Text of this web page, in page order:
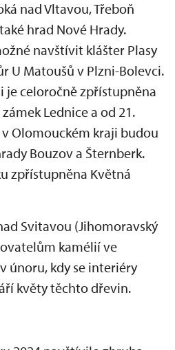
nad Vltavou, Třeboň
hrad Nové Hrady.
navštívit klášter Plasy
U Matoušů v Plzni-Bolevci.
je celoročně zpřístupněna
Lednice a od 21.
Olomouckém kraji budou
Bouzov a Šternberk.
zpřístupněna Květná
Svitavou (Jihomoravský
kamélií ve
únoru, kdy se interiéry
květy těchto dřevin.